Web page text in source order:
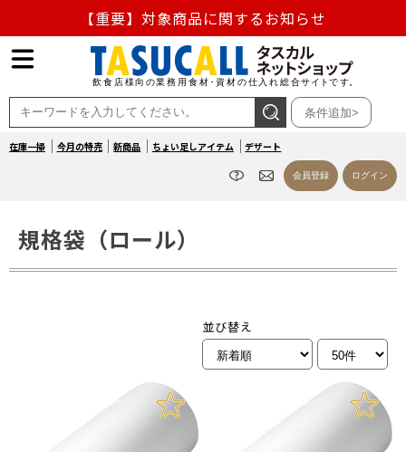
【重要】熊本地震の影響による商品出荷停止のお知らせ
熊本県熊本地方を震源とする地震の影響によるお荷物のお
届け遅延について
お盆の営業について
【重要】対象商品に関するお知らせ
条件追加>
在庫一掃 今月の特売 新商品 ちょい足しアイテム デザート
会員登録 ログイン
規格袋（ロール）
並び替え